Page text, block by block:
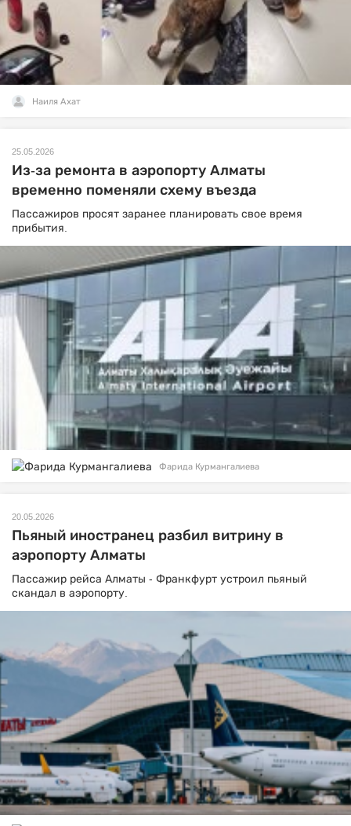
Наиля Ахат
25.05.2026
Из-за ремонта в аэропорту Алматы
временно поменяли схему въезда
Пассажиров просят заранее планировать свое время
прибытия.
Фарида Курмангалиева
20.05.2026
Пьяный иностранец разбил витрину в
аэропорту Алматы
Пассажир рейса Алматы - Франкфурт устроил пьяный
скандал в аэропорту.